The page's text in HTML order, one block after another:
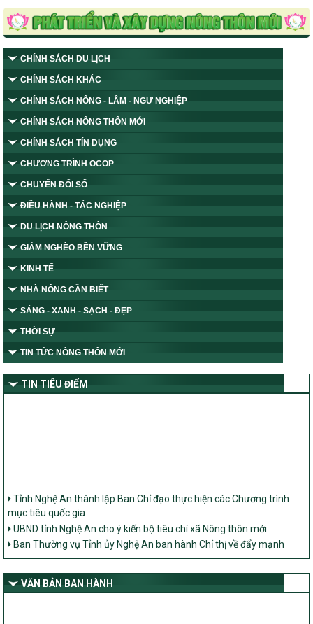
CHÍNH SÁCH DU LỊCH
CHÍNH SÁCH KHÁC
CHÍNH SÁCH NÔNG - LÂM - NGƯ NGHIỆP
CHÍNH SÁCH NÔNG THÔN MỚI
CHÍNH SÁCH TÍN DỤNG
CHƯƠNG TRÌNH OCOP
CHUYỂN ĐỔI SỐ
ĐIỀU HÀNH - TÁC NGHIỆP
DU LỊCH NÔNG THÔN
GIẢM NGHÈO BỀN VỮNG
KINH TẾ
NHÀ NÔNG CẦN BIẾT
SÁNG - XANH - SẠCH - ĐẸP
THỜI SỰ
TIN TỨC NÔNG THÔN MỚI
TIN TIÊU ĐIỂM
Tỉnh Nghệ An thành lập Ban Chỉ đạo thực hiện các Chương trình
mục tiêu quốc gia
UBND tỉnh Nghệ An cho ý kiến bộ tiêu chí xã Nông thôn mới
Ban Thường vụ Tỉnh ủy Nghệ An ban hành Chỉ thị về đẩy mạnh
thực hiện Chương trình mục tiêu quốc gia xây dựng nông thôn mới,
dân tộc thiểu số và miền núi giai đoạn 2026 – 2030 trên địa bàn tỉnh
Nghệ An
VĂN BẢN BAN HÀNH